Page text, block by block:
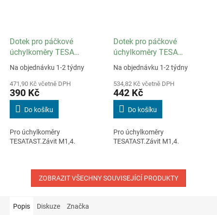
Dotek pro páčkové
úchylkoměry TESA
tvrdokov / délka 12,53 mm
/ průměr kuličky 1 mm
Na objednávku 1-2 týdny
471,90 Kč včetně DPH
390 Kč
Do košíku
Pro úchylkoměry
TESATAST.Závit M1,4.
Dotek pro páčkové
úchylkoměry TESA
tvrdokov / délka 12,53 mm
/ průměr kuličky 2 mm
Na objednávku 1-2 týdny
534,82 Kč včetně DPH
442 Kč
Do košíku
Pro úchylkoměry
TESATAST.Závit M1,4.
ZOBRAZIT VŠECHNY SOUVISEJÍCÍ PRODUKTY
Popis Diskuze Značka